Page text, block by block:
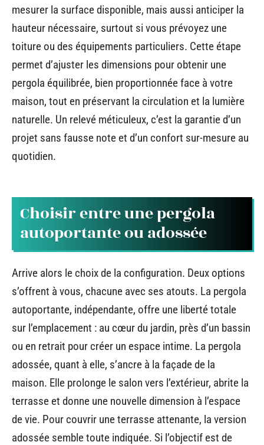
mesurer la surface disponible, mais aussi anticiper la
hauteur nécessaire, surtout si vous prévoyez une
toiture ou des équipements particuliers. Cette étape
permet d’ajuster les dimensions pour obtenir une
pergola équilibrée, bien proportionnée face à votre
maison, tout en préservant la circulation et la lumière
naturelle. Un relevé méticuleux, c’est la garantie d’un
projet sans fausse note et d’un confort sur-mesure au
quotidien.
Choisir entre une pergola
autoportante ou adossée
Arrive alors le choix de la configuration. Deux options
s’offrent à vous, chacune avec ses atouts. La pergola
autoportante, indépendante, offre une liberté totale
sur l’emplacement : au cœur du jardin, près d’un bassin
ou en retrait pour créer un espace intime. La pergola
adossée, quant à elle, s’ancre à la façade de la
maison. Elle prolonge le salon vers l’extérieur, abrite la
terrasse et donne une nouvelle dimension à l’espace
de vie. Pour couvrir une terrasse attenante, la version
adossée semble toute indiquée. Si l’objectif est de